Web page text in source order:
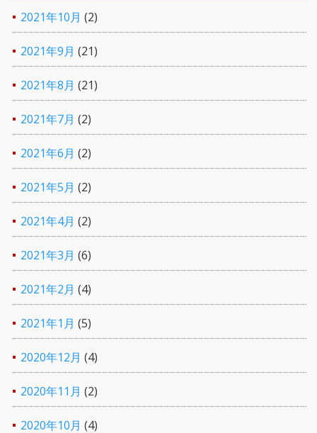
2021年10月 (2)
2021年9月 (21)
2021年8月 (21)
2021年7月 (2)
2021年6月 (2)
2021年5月 (2)
2021年4月 (2)
2021年3月 (6)
2021年2月 (4)
2021年1月 (5)
2020年12月 (4)
2020年11月 (2)
2020年10月 (4)